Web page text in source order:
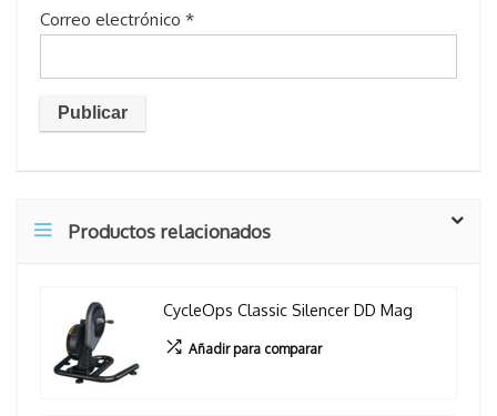
Correo electrónico *
Productos relacionados
CycleOps Classic Silencer DD Mag
Añadir para comparar